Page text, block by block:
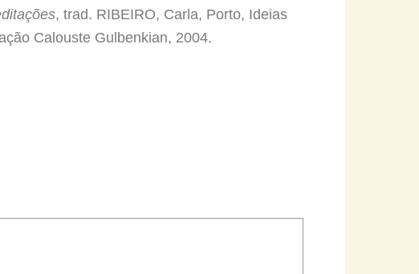
, trad. RIBEIRO, Carla, Porto, Ideias
Calouste Gulbenkian, 2004.